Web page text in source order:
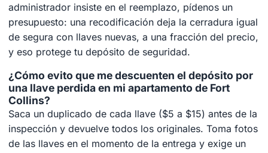
administrador insiste en el reemplazo, pídenos un
presupuesto: una recodificación deja la cerradura igual
de segura con llaves nuevas, a una fracción del precio,
y eso protege tu depósito de seguridad.
¿Cómo evito que me descuenten el depósito por
una llave perdida en mi apartamento de Fort
Collins?
Saca un duplicado de cada llave ($5 a $15) antes de la
inspección y devuelve todos los originales. Toma fotos
de las llaves en el momento de la entrega y exige un